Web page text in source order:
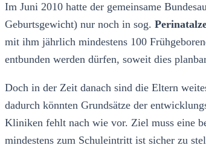
Im Juni 2010 hatte der gemeinsame
Geburtsgewicht) nur noch in sog.
mit ihm jährlich mindestens 100
entbunden werden dürfen, soweit dies
Doch in der Zeit danach sind die Eltern
dadurch könnten Grundsätze der
Kliniken fehlt nach wie vor. Ziel muss eine
mindestens zum Schuleintritt ist sicher zu